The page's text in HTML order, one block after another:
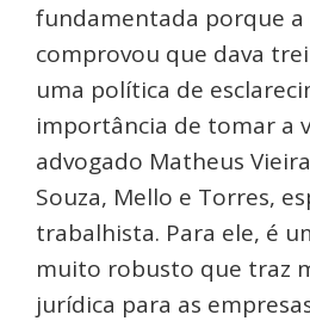
fundamentada porque a
comprovou que dava
uma política de
importância de tomar a
advogado Matheus
Souza, Mello e Torres,
trabalhista. Para ele, é
muito robusto que traz
jurídica para as